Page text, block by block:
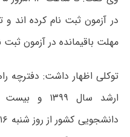
در آزمون ثبت نام کرده اند
مهلت باقیمانده در آزمون ثبت
توکلی اظهار داشت: دفترچه
ارشد سال